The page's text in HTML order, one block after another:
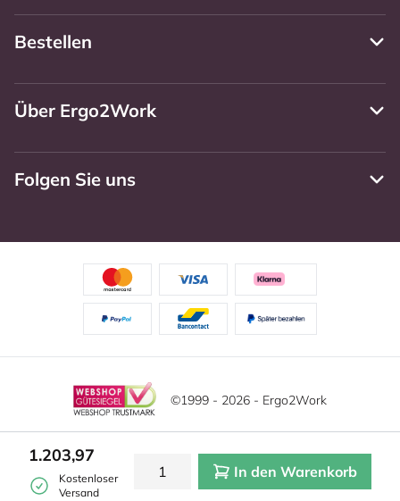
1.203,97
Kostenloser
Versand
In den Warenkorb
Bestellen
Über Ergo2Work
Folgen Sie uns
©1999 - 2026 - Ergo2Work
Haftungsausschluss
Allgemeine Geschäftsbedingungen
Cookie-Einstellungen
Diese Website verwendet Cookies. Lesen Sie unsere
Datenschutzerklärung für weitere Informationen.Mehr
|Verstecken